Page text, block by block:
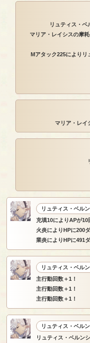
リュティス・ベ
マリア・レイシスの摩
Mアタック225によりリ
マリア・レイ
リュティス・ベル
充填10によりAPが10
火炎によりHPに200
業炎によりHPに491
リュティス・ベル
主行動回数＋1！
主行動回数＋1！
主行動回数＋1！
リュティス・ベル
リュティス・ベルン